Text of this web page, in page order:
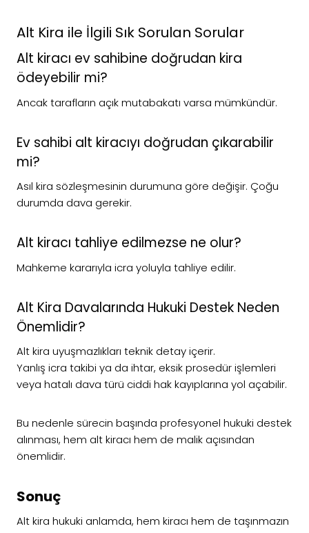
Alt Kira ile İlgili Sık Sorulan Sorular
Alt kiracı ev sahibine doğrudan kira
ödeyebilir mi?
Ancak tarafların açık mutabakatı varsa mümkündür.
Ev sahibi alt kiracıyı doğrudan çıkarabilir
mi?
Asıl kira sözleşmesinin durumuna göre değişir. Çoğu
durumda dava gerekir.
Alt kiracı tahliye edilmezse ne olur?
Mahkeme kararıyla icra yoluyla tahliye edilir.
Alt Kira Davalarında Hukuki Destek Neden
Önemlidir?
Alt kira uyuşmazlıkları teknik detay içerir.
Yanlış icra takibi ya da ihtar, eksik prosedür işlemleri
veya hatalı dava türü ciddi hak kayıplarına yol açabilir.
Bu nedenle sürecin başında profesyonel hukuki destek
alınması, hem alt kiracı hem de malik açısından
önemlidir.
Sonuç
Alt kira hukuki anlamda, hem kiracı hem de taşınmazın